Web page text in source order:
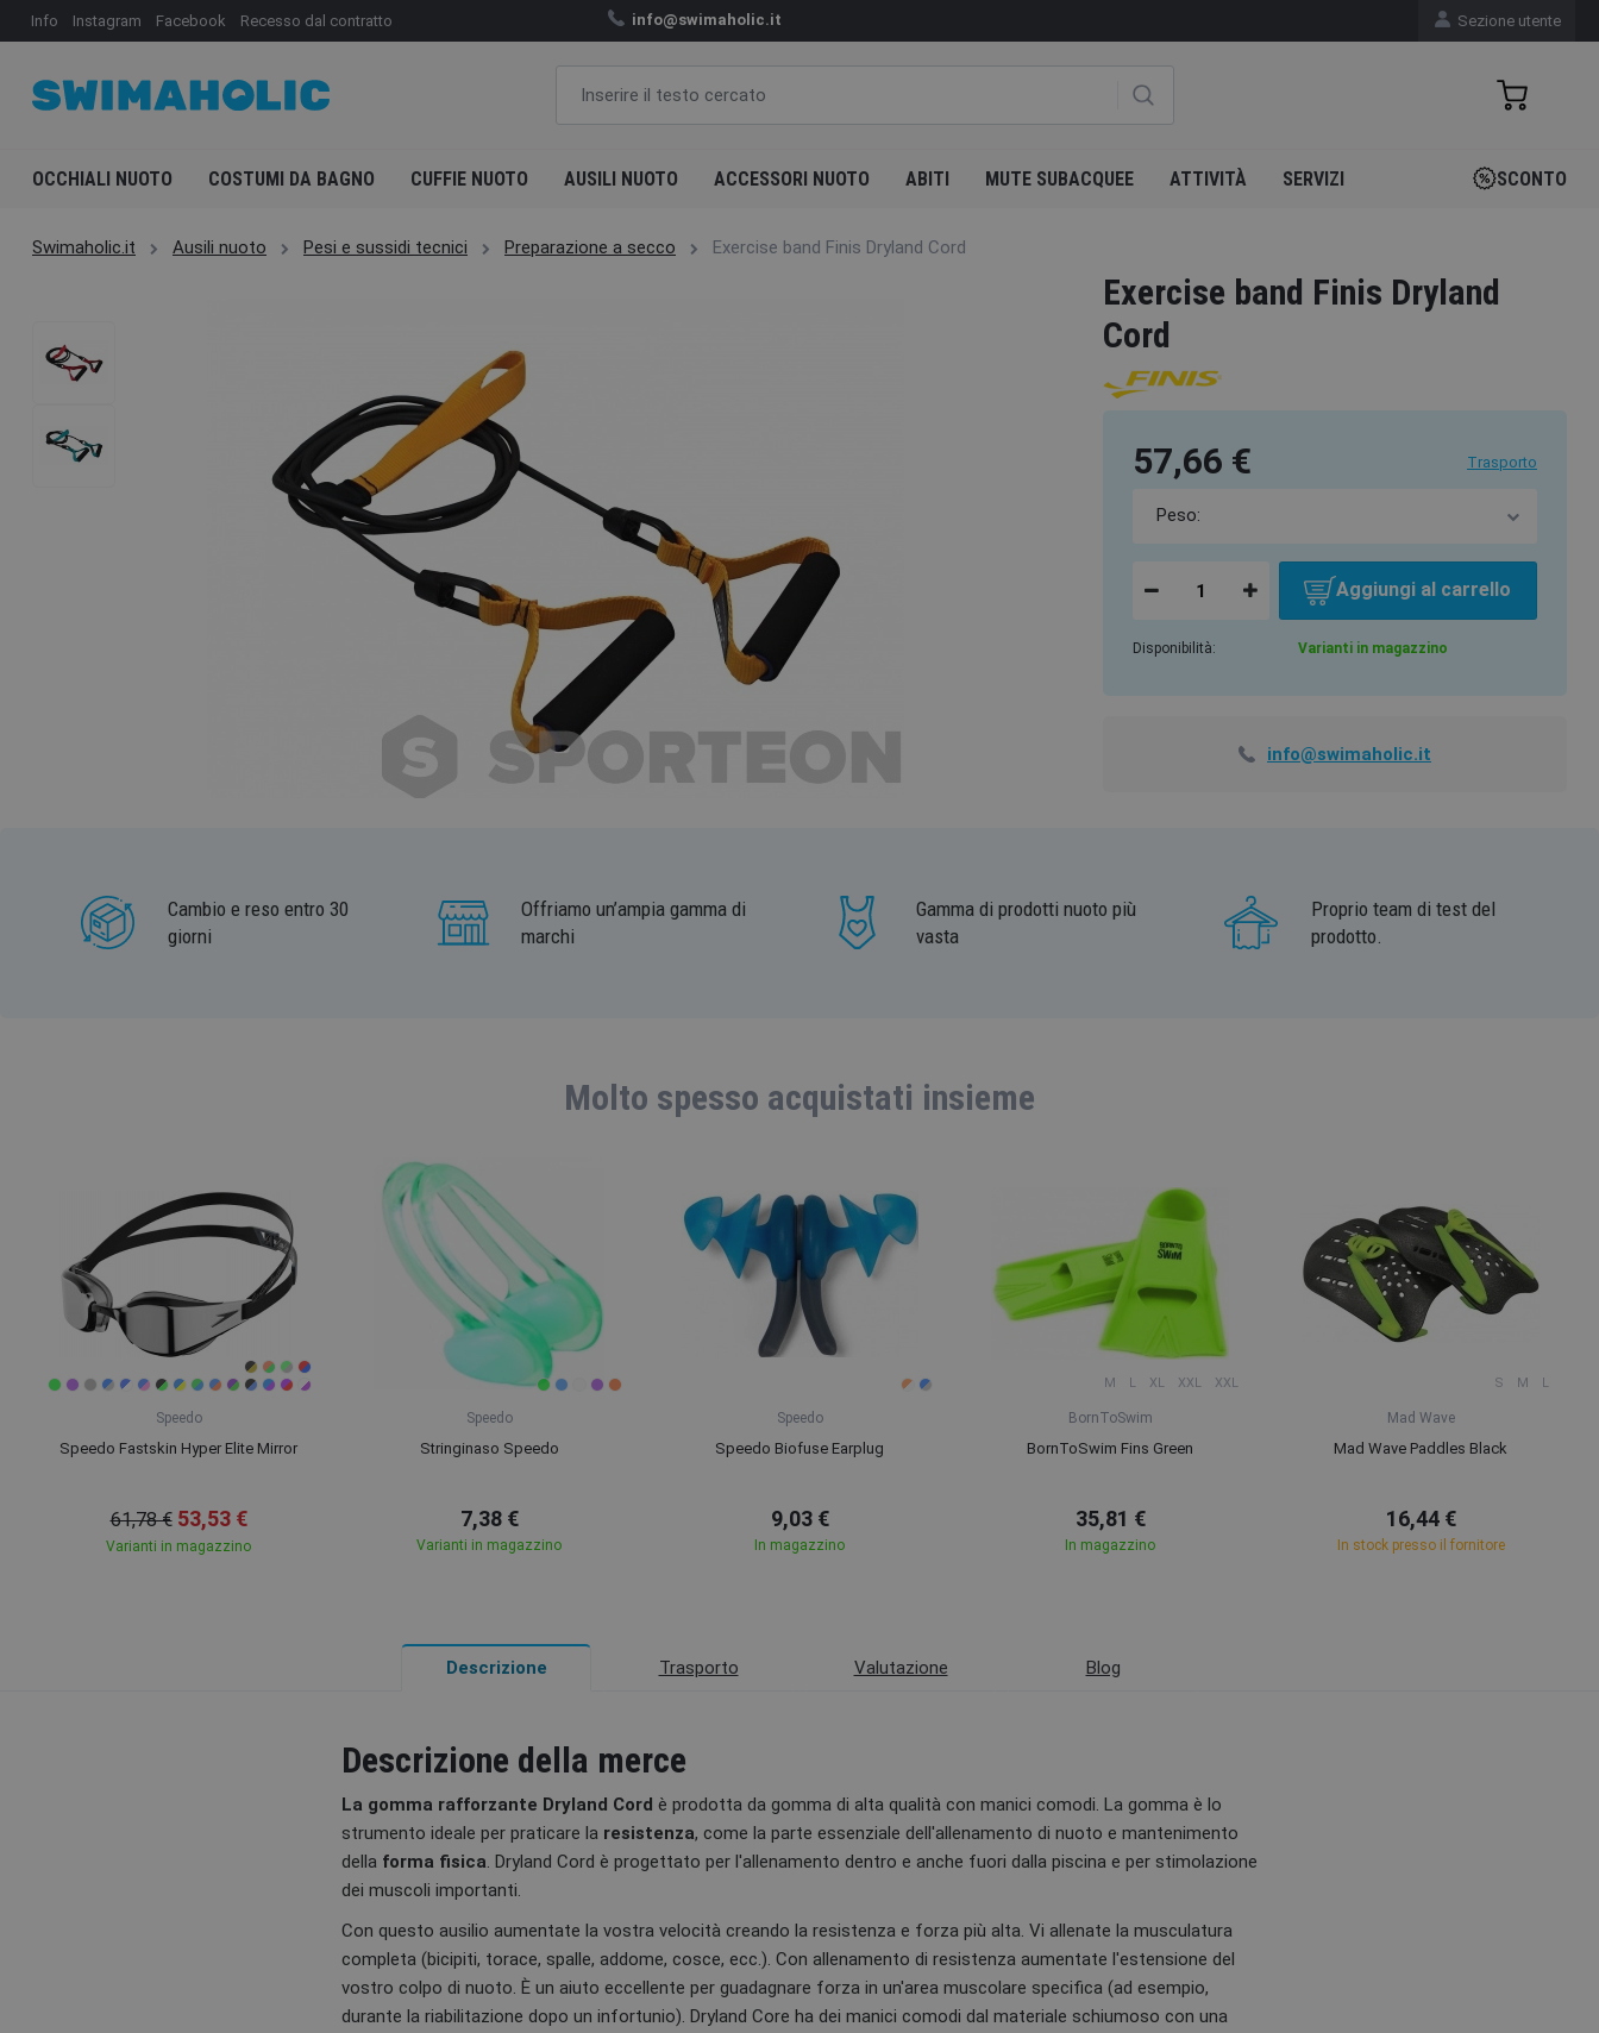
Info Instagram Facebook Recesso dal contratto info@swimaholic.it Sezione utente
OCCHIALI NUOTO COSTUMI DA BAGNO CUFFIE NUOTO AUSILI NUOTO ACCESSORI NUOTO ABITI MUTE SUBACQUEE ATTIVITÀ SERVIZI SCONTO
Swimaholic.it Ausili nuoto Pesi e sussidi tecnici Preparazione a secco Exercise band Finis Dryland Cord
Exercise band Finis Dryland
Cord
57,66 € Trasporto
Aggiungi al carrello
Disponibilità: Varianti in magazzino
info@swimaholic.it
Cambio e reso entro 30
giorni
Offriamo un’ampia gamma di
marchi
Gamma di prodotti nuoto più
vasta
Proprio team di test del
prodotto.
Molto spesso acquistati insieme
Speedo
Speedo Fastskin Hyper Elite Mirror
61,78 € 53,53 €
Varianti in magazzino
Speedo
Stringinaso Speedo
7,38 €
Varianti in magazzino
Speedo
Speedo Biofuse Earplug
9,03 €
In magazzino
M L XL XXL XXL
BornToSwim
BornToSwim Fins Green
35,81 €
In magazzino
S M L
Mad Wave
Mad Wave Paddles Black
16,44 €
In stock presso il fornitore
Descrizione Trasporto Valutazione Blog
Descrizione della merce
La gomma rafforzante Dryland Cord è prodotta da gomma di alta qualità con manici comodi. La gomma è lo
strumento ideale per praticare la resistenza, come la parte essenziale dell'allenamento di nuoto e mantenimento
della forma fisica. Dryland Cord è progettato per l'allenamento dentro e anche fuori dalla piscina e per stimolazione
dei muscoli importanti.
Con questo ausilio aumentate la vostra velocità creando la resistenza e forza più alta. Vi allenate la musculatura
completa (bicipiti, torace, spalle, addome, cosce, ecc.). Con allenamento di resistenza aumentate l'estensione del
vostro colpo di nuoto. È un aiuto eccellente per guadagnare forza in un'area muscolare specifica (ad esempio,
durante la riabilitazione dopo un infortunio). Dryland Core ha dei manici comodi dal materiale schiumoso con una